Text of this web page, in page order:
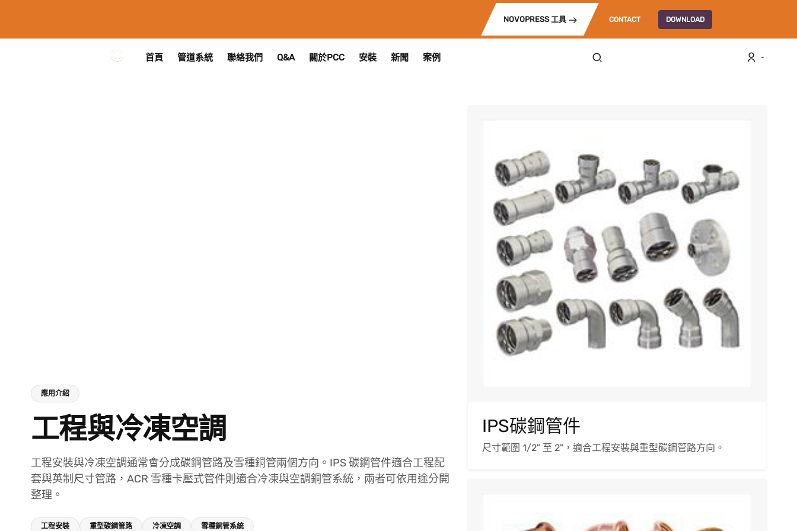
NOVOPRESS 工具 CONTACT DOWNLOAD
首頁 管道系統 聯絡我們 Q&A 關於PCC 安裝 新聞 案例
應用介紹
工程與冷凍空調
工程安裝與冷凍空調通常會分成碳鋼管路及雪種銅管兩個方向。IPS 碳鋼管件適合工程配
套與英制尺寸管路，ACR 雪種卡壓式管件則適合冷凍與空調銅管系統，兩者可依用途分開
整理。
工程安裝 重型碳鋼管路 冷凍空調 雪種銅管系統
IPS碳鋼管件
尺寸範圍 1/2" 至 2"，適合工程安裝與重型碳鋼管路方向。